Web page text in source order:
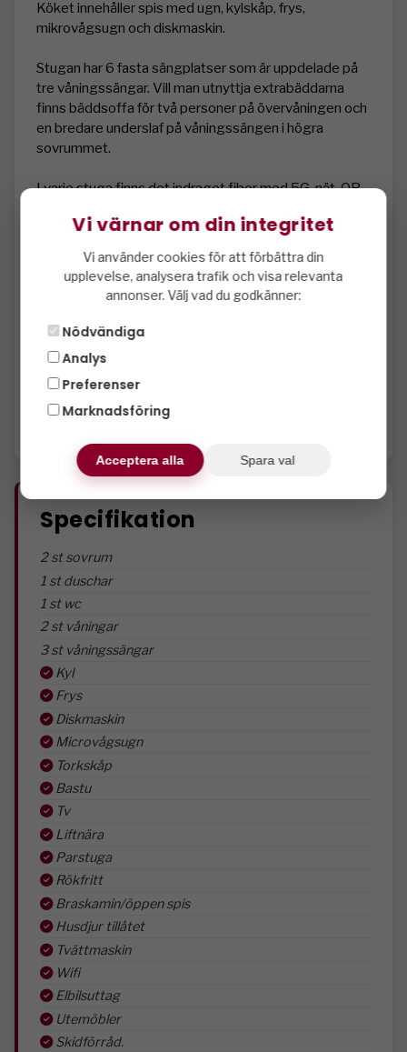
Köket innehåller spis med ugn, kylskåp, frys,
mikrovågsugn och diskmaskin.
Stugan har 6 fasta sängplatser som är uppdelade på
tre våningssängar. Vill man utnyttja extrabäddarna
finns bäddsoffa för två personer på övervåningen och
en bredare underslaf på våningssängen i högra
sovrummet.
I varje stuga finns det indraget fiber med 5G-nät. QR-
Det finns en parkeringsplats per stuga, dessa är
uppmärkta och ligger 20-100 meter från stugan norr
om längorna. Man kan köra fram till stugan och packa
ur bilen och sen parkera på hänvisad plats.
Elbilsladdare finns begränsat antal som delas inom
BRF Sälenstugan med typ 2-uttag mot avgift
Nämaste skidskola är vid Fasanen och avståndet
Specifikation
2 st sovrum
1 st duschar
1 st wc
2 st våningar
3 st våningssängar
Kyl
Frys
Diskmaskin
Microvågsugn
Torkskåp
Bastu
Tv
Liftnära
Parstuga
Rökfritt
Braskamin/öppen spis
Husdjur tillåtet
Tvättmaskin
Wifi
Elbilsuttag
Utemöbler
Skidförråd.
Vi värnar om din integritet
Vi använder cookies för att förbättra din
upplevelse, analysera trafik och visa relevanta
annonser. Välj vad du godkänner:
Nödvändiga
Analys
Preferenser
Marknadsföring
Acceptera alla Spara val